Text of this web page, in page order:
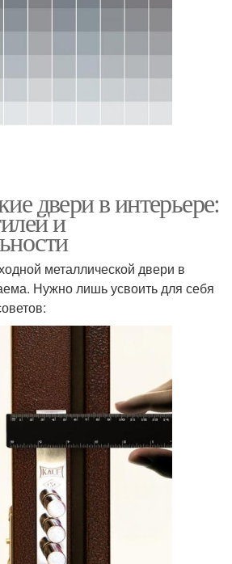
двери в интерьере:
и
металлической двери в
Нужно лишь усвоить для себя